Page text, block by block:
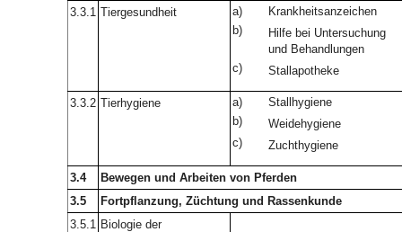
3.3.1 Tiergesundheit a)
Krankheitsanzeichen
b)
Hilfe bei Untersuchung
und Behandlungen
c)
Stallapotheke
3.3.2 Tierhygiene a)
Stallhygiene
b)
Weidehygiene
c)
Zuchthygiene
3.4
Bewegen und Arbeiten von Pferden
3.5
Fortpflanzung, Züchtung und Rassenkunde
3.5.1 Biologie der